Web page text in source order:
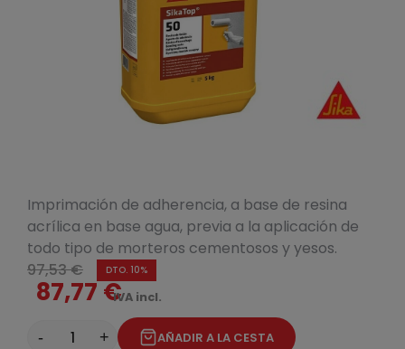
Imprimación de adherencia, a base de resina
acrílica en base agua, previa a la aplicación de
todo tipo de morteros cementosos y yesos.
97,53 €
DTO. 10%
87,77 €IVA incl.
- + AÑADIR A LA CESTA